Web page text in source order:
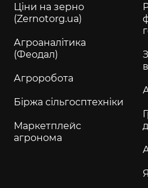
Ціни на зерно
(Zernotorg.ua)
Агроаналітика
(Феодал)
Агроробота
Біржа сільгосптехніки
Маркетплейс
агронома